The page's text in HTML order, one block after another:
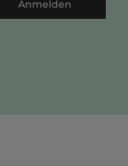
Anmelden